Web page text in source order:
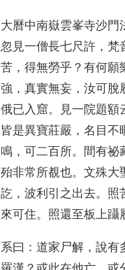
大曆中南嶽雲峯寺沙門
忽見一僧長七尺許 ， 梵
苦 ， 得無勞乎 ？ 有何願
強 ， 真實無妄 ， 汝可脫
俄已入窟。 見一院題額
皆是異寶莊嚴 ， 名目 不
鳴 ， 可二百所。 間有祕
殆非常所覩也。 文殊大
訖 ， 波利引之出去。 照
來可住。 照還至板 上躡
系曰 ： 道家尸解 ， 說有